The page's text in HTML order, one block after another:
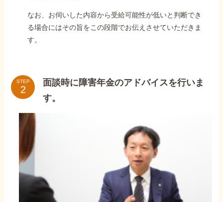
なお、お伺いした内容から受給可能性が低いと判断でき
る場合にはその旨をこの段階でお伝えさせていただきま
す。
STEP
面談時に障害年金のアドバイスを行いま
す。